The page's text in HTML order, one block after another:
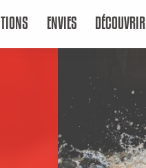
ENVIES DÉCOUVRIR